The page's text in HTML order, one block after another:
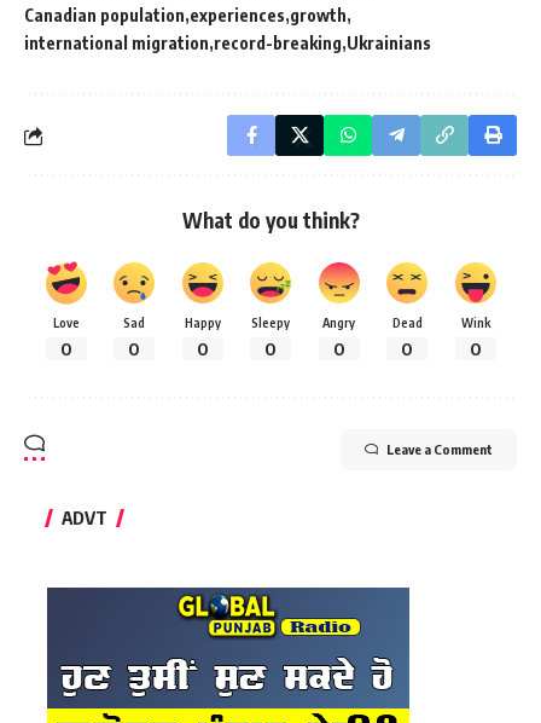
Canadian population experiences growth
international migration record-breaking Ukrainians
What do you think?
Love
0
Sad
0
Happy
0
Sleepy
0
Angry
0
Dead
0
Wink
0
Leave a Comment
ADVT